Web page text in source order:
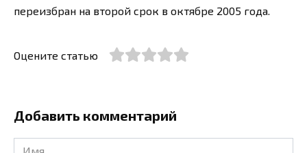
переизбран на второй срок в октябре 2005 года.
Оцените статью
Добавить комментарий
Имя